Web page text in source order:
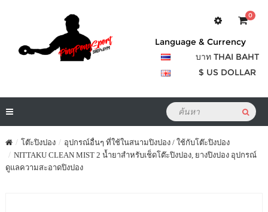
0
Language & Currency
บาท THAI BAHT
$ US DOLLAR
โต๊ะปิงปอง
อุปกรณ์อื่นๆ ที่ใช้ในสนามปิงปอง / ใช้กับโต๊ะปิงปอง
NITTAKU CLEAN MIST 2 น้ำยาสำหรับเช็ดโต๊ะปิงปอง, ยางปิงปอง อุปกรณ์
ดูแลความสะอาดปิงปอง